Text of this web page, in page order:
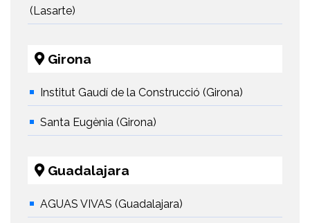
(Lasarte)
Girona
Institut Gaudí de la Construcció (Girona)
Santa Eugènia (Girona)
Guadalajara
AGUAS VIVAS (Guadalajara)